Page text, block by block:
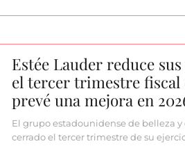
Estée Lauder reduce sus
el tercer trimestre fiscal
prevé una mejora en
El grupo estadounidense de belleza
cerrado el tercer trimestre de su